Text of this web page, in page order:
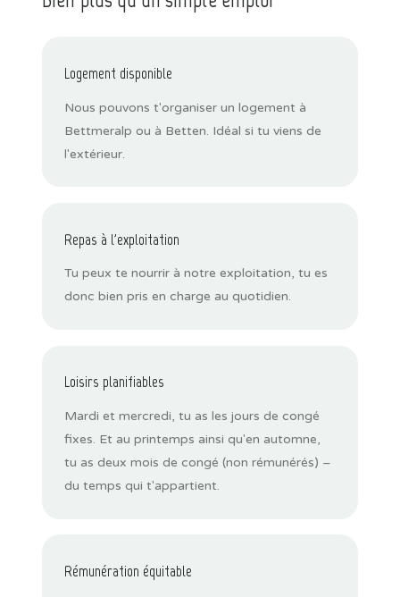
Logement disponible
Nous pouvons t'organiser un logement à
Bettmeralp ou à Betten. Idéal si tu viens de
l'extérieur.
Repas à l'exploitation
Tu peux te nourrir à notre exploitation, tu es
donc bien pris en charge au quotidien.
Loisirs planifiables
Mardi et mercredi, tu as les jours de congé
fixes. Et au printemps ainsi qu'en automne,
tu as deux mois de congé (non rémunérés) –
du temps qui t'appartient.
Rémunération équitable